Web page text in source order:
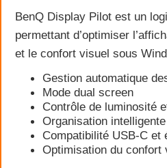
BenQ Display Pilot est un
permettant d’optimiser
et le confort visuel sous
Gestion automatique
Mode dual screen
Contrôle de luminosité
Organisation
Compatibilité USB-C et
Optimisation du confort